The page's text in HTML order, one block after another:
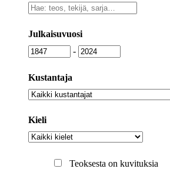
Vapaa
sanahaku
Julkaisuvuosi
Julkaisuvuosi
- Julkaisuvuosi
Kustantaja
Kustantaja
Kieli
Kieli
Teoksesta on kuvituksia